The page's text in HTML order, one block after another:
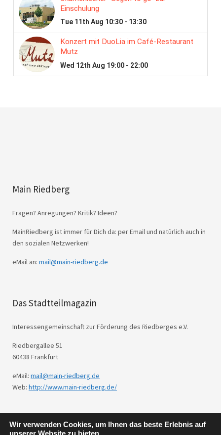
Main Riedberg
Fragen? Anregungen? Kritik? Ideen?
MainRiedberg ist immer für Dich da: per Email und natürlich auch in
den sozialen Netzwerken!
eMail an: mail@main-riedberg.de
Das Stadtteilmagazin
Interessengemeinschaft zur Förderung des Riedberges e.V.
Riedbergallee 51
60438 Frankfurt
eMail: mail@main-riedberg.de
Web: http://www.main-riedberg.de/
© 2026Main Riedberg. Powered byWordPress
Wir verwenden Cookies, um Ihnen das beste Erlebnis auf